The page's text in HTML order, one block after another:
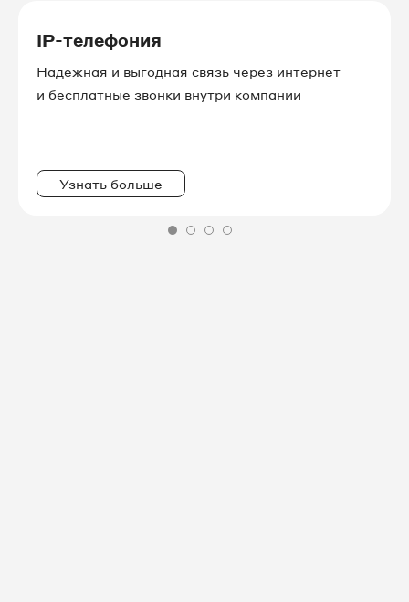
IP-телефония
Надежная и выгодная связь через интернет
и бесплатные звонки внутри компании
Узнать больше